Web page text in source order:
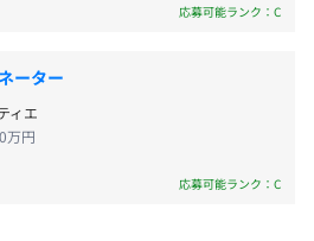
の支給をいたします。
応募可能ランク：C
ーター
ィエ
万円
応募可能ランク：C